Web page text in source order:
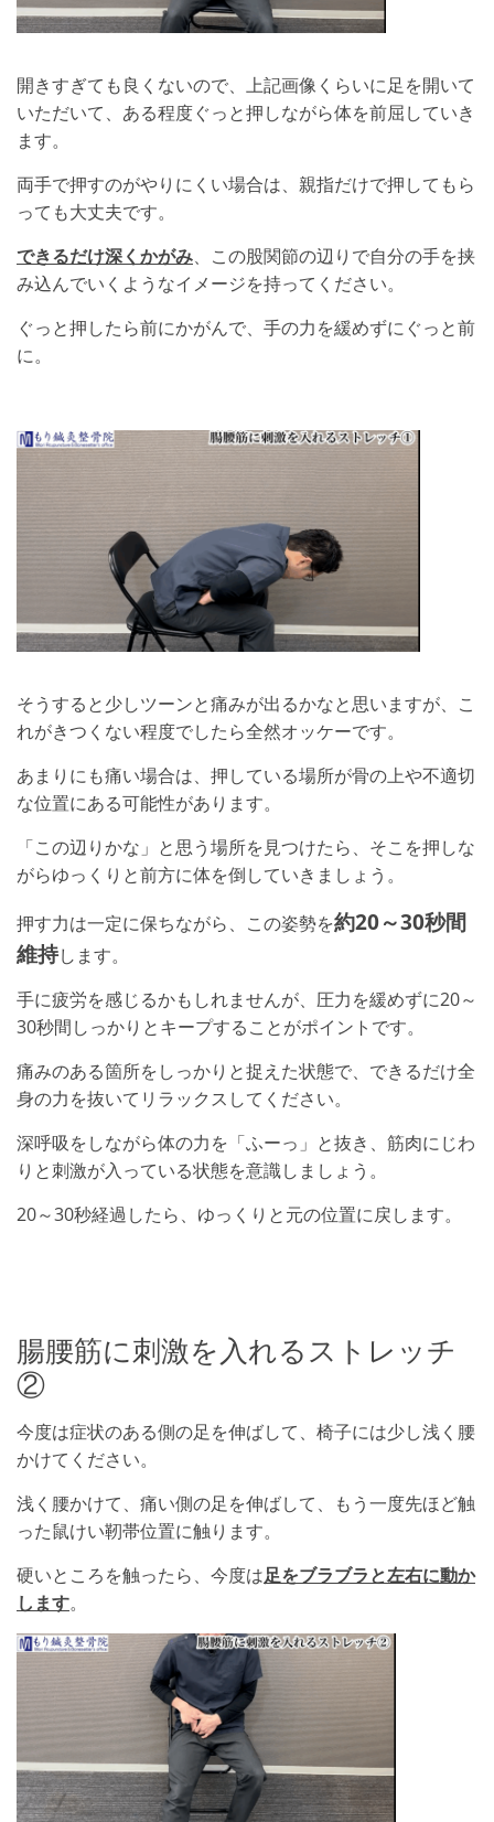
開きすぎても良くないので、上記画像くらいに足を開いて
いただいて、ある程度ぐっと押しながら体を前屈していき
ます。
両手で押すのがやりにくい場合は、親指だけで押してもら
っても大丈夫です。
できるだけ深くかがみ、この股関節の辺りで自分の手を挟
み込んでいくようなイメージを持ってください。
ぐっと押したら前にかがんで、手の力を緩めずにぐっと前
に。
そうすると少しツーンと痛みが出るかなと思いますが、こ
れがきつくない程度でしたら全然オッケーです。
あまりにも痛い場合は、押している場所が骨の上や不適切
な位置にある可能性があります。
「この辺りかな」と思う場所を見つけたら、そこを押しな
がらゆっくりと前方に体を倒していきましょう。
押す力は一定に保ちながら、この姿勢を約20～30秒間
維持します。
手に疲労を感じるかもしれませんが、圧力を緩めずに20～
30秒間しっかりとキープすることがポイントです。
痛みのある箇所をしっかりと捉えた状態で、できるだけ全
身の力を抜いてリラックスしてください。
深呼吸をしながら体の力を「ふーっ」と抜き、筋肉にじわ
りと刺激が入っている状態を意識しましょう。
20～30秒経過したら、ゆっくりと元の位置に戻します。
腸腰筋に刺激を入れるストレッチ
②
今度は症状のある側の足を伸ばして、椅子には少し浅く腰
かけてください。
浅く腰かけて、痛い側の足を伸ばして、もう一度先ほど触
った鼠けい靭帯位置に触ります。
硬いところを触ったら、今度は足をブラブラと左右に動か
します。